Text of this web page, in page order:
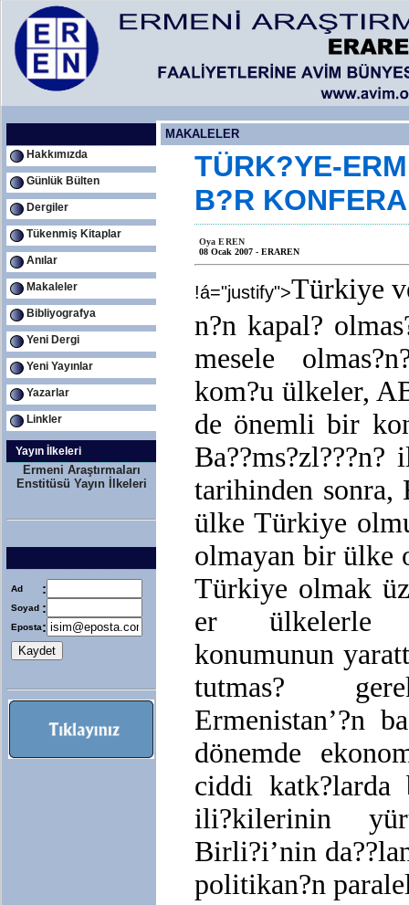
Hakkımızda
Günlük Bülten
Dergiler
Tükenmiş Kitaplar
Anılar
Makaleler
Bibliyografya
Yeni Dergi
Yeni Yayınlar
Yazarlar
Linkler
Yayın İlkeleri
Ermeni Araştırmaları
Enstitüsü Yayın İlkeleri
Ad :
Soyad :
Eposta:
MAKALELER
TÜRK?YE-
B?R
Oya EREN
08 Ocak 2007 - ERAREN
!á="justify">Türkiye
n?n kapal?
mesele
kom?u ülkeler,
de önemli bir
tarihinden sonra,
ülke Türkiye
olmayan bir ülke
Türkiye olmak
er ülkelerle
konumunun
tutmas?
Ermenistan’?n
dönemde
ciddi katk?larda
ili?kilerinin
Birli?i’nin
politikan?n